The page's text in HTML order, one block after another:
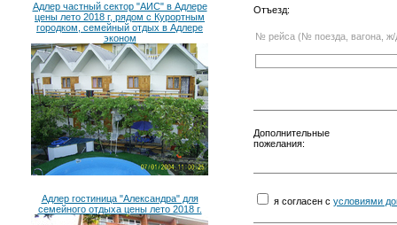
Адлер частный сектор "АИС" в Адлере
цены лето 2018 г, рядом с Курортным
городком, семейный отдых в Адлере
эконом
Адлер гостиница "Александра" для
семейного отдыха цены лето 2018 г.
Отъезд:
№ рейса (№ поезда, вагона, ж/
Дополнительные
пожелания:
я согласен с условиями